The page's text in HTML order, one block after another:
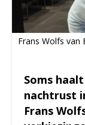
Frans Wolfs van
Soms
nachtrust
Frans